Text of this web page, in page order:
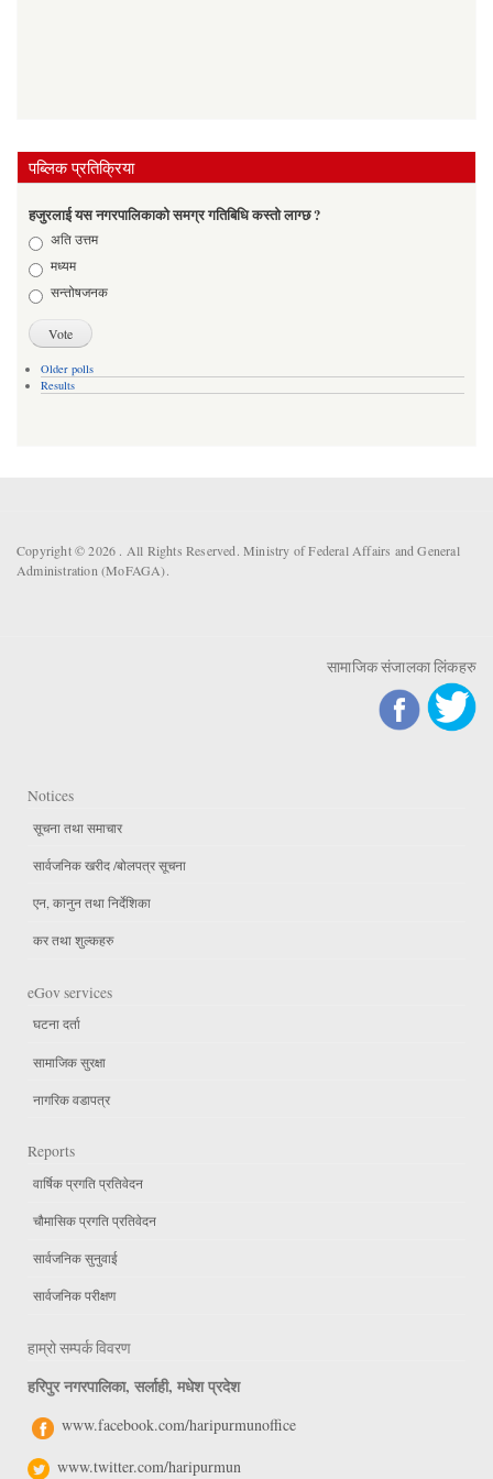
पब्लिक प्रतिक्रिया
हजुरलाई यस नगरपालिकाको समग्र गतिबिधि कस्तो लाग्छ ?
Choicesअति उत्तम
मध्यम
सन्तोषजनक
Older polls
Results
Copyright © 2026 . All Rights Reserved. Ministry of Federal Affairs and General
Administration (MoFAGA).
सामाजिक संजालका लिंकहरु
Notices
सूचना तथा समाचार
सार्वजनिक खरीद /बोलपत्र सूचना
एन, कानुन तथा निर्देशिका
कर तथा शुल्कहरु
eGov services
घटना दर्ता
सामाजिक सुरक्षा
नागरिक वडापत्र
Reports
वार्षिक प्रगति प्रतिवेदन
चौमासिक प्रगति प्रतिवेदन
सार्वजनिक सुनुवाई
सार्वजनिक परीक्षण
हाम्रो सम्पर्क विवरण
हरिपुर नगरपालिका, सर्लाही, मधेश प्रदेश
www.facebook.com/haripurmunoffice
www.twitter.com/haripurmun